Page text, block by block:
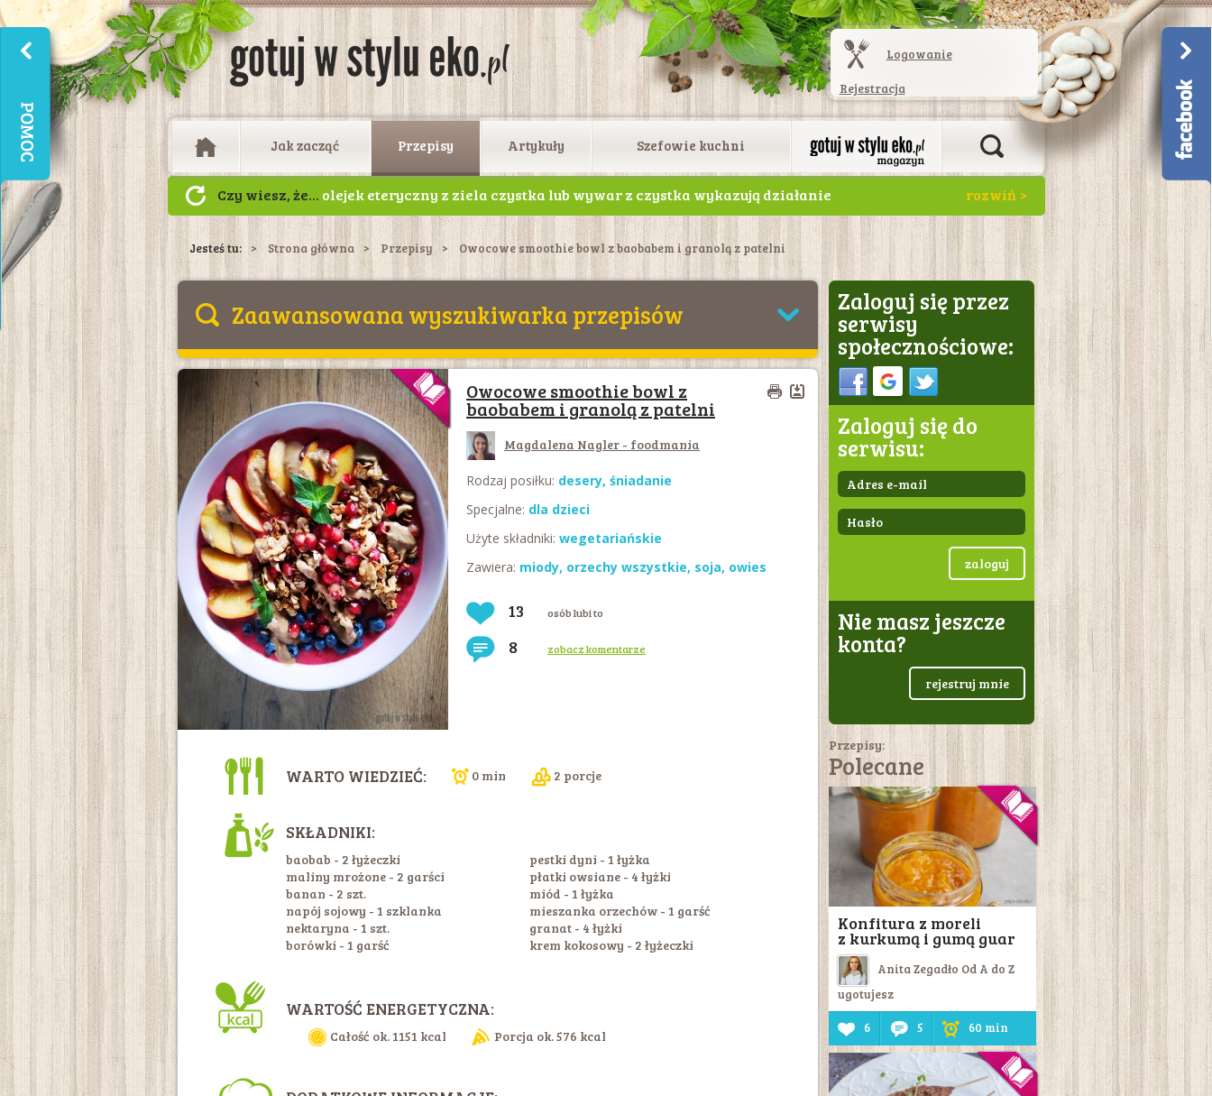
Logowanie
Rejestracja
Jak zacząć Przepisy Artykuły Szefowie kuchni
Czy wiesz, że... olejek eteryczny z ziela czystka lub wywar z czystka wykazują działanie
odstraszające owady, w tym kleszcze. Polecany jest szczególnie osobom, które często spędzają czas w
lasach i na łąkach.
Jesteś tu: Strona główna Przepisy Owocowe smoothie bowl z baobabem i granolą z patelni
Zaawansowana wyszukiwarka przepisów
Owocowe smoothie bowl z
baobabem i granolą z patelni
Magdalena Nagler - foodmania
Rodzaj posiłku: desery, śniadanie
Specjalne: dla dzieci
Użyte składniki: wegetariańskie
Zawiera: miody, orzechy wszystkie, soja, owies
13 osób lubi to
8 zobacz komentarze
WARTO WIEDZIEĆ: 0 min 2 porcje
SKŁADNIKI:
baobab - 2 łyżeczki
maliny mrożone - 2 garści
banan - 2 szt.
napój sojowy - 1 szklanka
nektaryna - 1 szt.
borówki - 1 garść
pestki dyni - 1 łyżka
płatki owsiane - 4 łyżki
miód - 1 łyżka
mieszanka orzechów - 1 garść
granat - 4 łyżki
krem kokosowy - 2 łyżeczki
WARTOŚĆ ENERGETYCZNA:
Całość ok. 1151 kcal Porcja ok. 576 kcal
Zaloguj się przez
serwisy
społecznościowe:
Sign in
Zaloguj się do
serwisu:
zaloguj
Nie masz jeszcze
konta?
rejestruj mnie
Przepisy:
Polecane
Konfitura z moreli
z kurkumą i gumą guar
Anita Zegadło Od A do Z
ugotujesz
6 5 60 min